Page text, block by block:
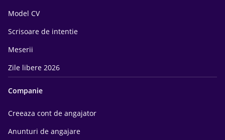
Model CV
Scrisoare de intentie
Meserii
Zile libere 2026
Companie
Creeaza cont de angajator
Anunturi de angajare